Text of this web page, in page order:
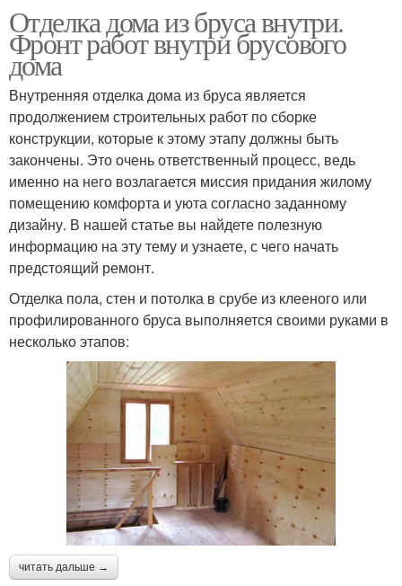
Отделка дома из бруса внутри.
Фронт работ внутри брусового
дома
Внутренняя отделка дома из бруса является
продолжением строительных работ по сборке
конструкции, которые к этому этапу должны быть
закончены. Это очень ответственный процесс, ведь
именно на него возлагается миссия придания жилому
помещению комфорта и уюта согласно заданному
дизайну. В нашей статье вы найдете полезную
информацию на эту тему и узнаете, с чего начать
предстоящий ремонт.
Отделка пола, стен и потолка в срубе из клееного или
профилированного бруса выполняется своими руками в
несколько этапов:
читать дальше →